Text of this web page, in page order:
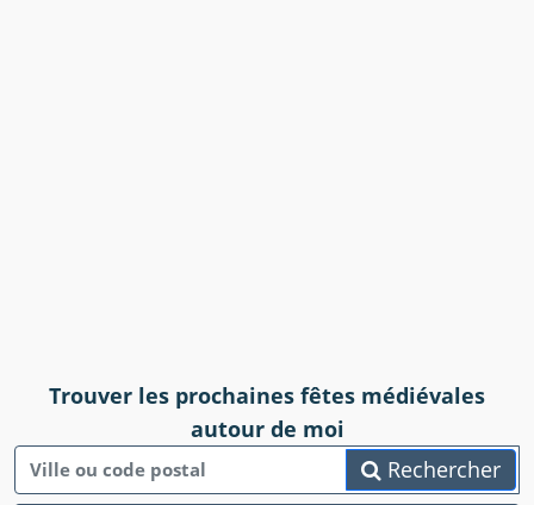
Trouver les prochaines fêtes médiévales
autour de moi
Rechercher